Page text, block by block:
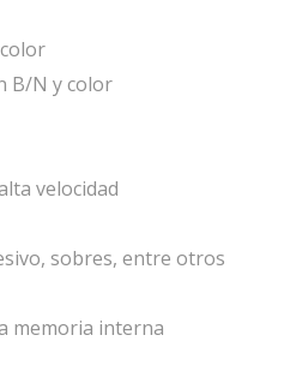
B/N y color
velocidad
sobres, entre otros
memoria interna